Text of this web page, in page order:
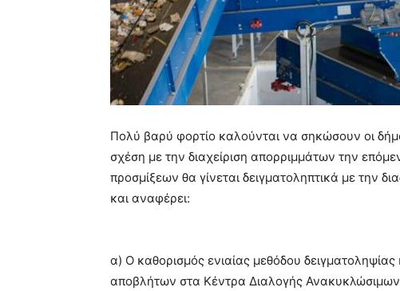
Πολύ βαρύ φορτίο καλούνται να σηκώσουν οι
σχέση με την διαχείριση απορριμμάτων την
προσμίξεων θα γίνεται δειγματοληπτικά με την
και αναφέρει:
α) Ο καθορισμός ενιαίας μεθόδου
αποβλήτων στα Κέντρα Διαλογής